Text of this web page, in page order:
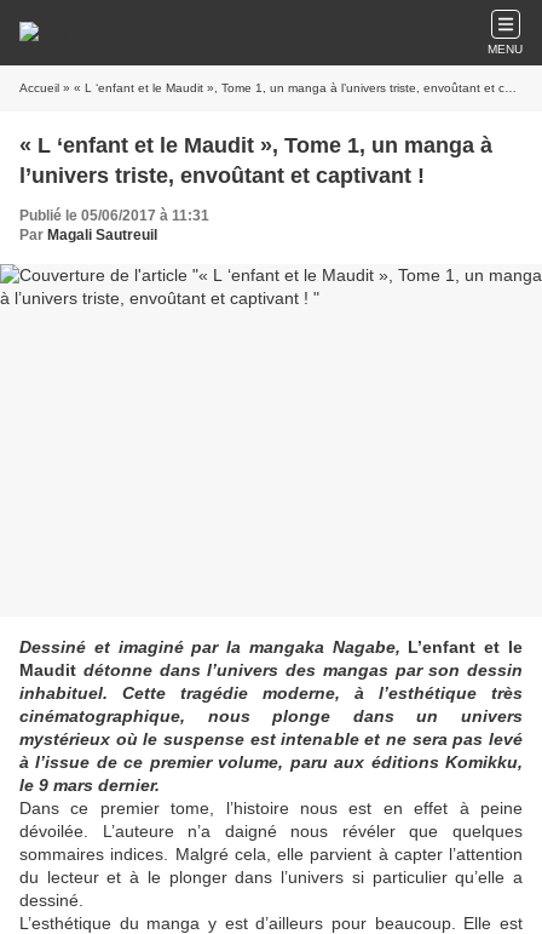
MENU
Accueil » « L ‘enfant et le Maudit », Tome 1, un manga à l’univers triste, envoûtant et captivant !
« L ‘enfant et le Maudit », Tome 1, un manga à
l’univers triste, envoûtant et captivant !
Publié le 05/06/2017 à 11:31
Par Magali Sautreuil
Dessiné et imaginé par la mangaka Nagabe, L’enfant et le
Maudit détonne dans l’univers des mangas par son dessin
inhabituel. Cette tragédie moderne, à l’esthétique très
cinématographique, nous plonge dans un univers
mystérieux où le suspense est intenable et ne sera pas levé
à l’issue de ce premier volume, paru aux éditions Komikku,
le 9 mars dernier.
Dans ce premier tome, l’histoire nous est en effet à peine
dévoilée. L’auteure n’a daigné nous révéler que quelques
sommaires indices. Malgré cela, elle parvient à capter l’attention
du lecteur et à le plonger dans l’univers si particulier qu’elle a
dessiné.
L’esthétique du manga y est d’ailleurs pour beaucoup. Elle est